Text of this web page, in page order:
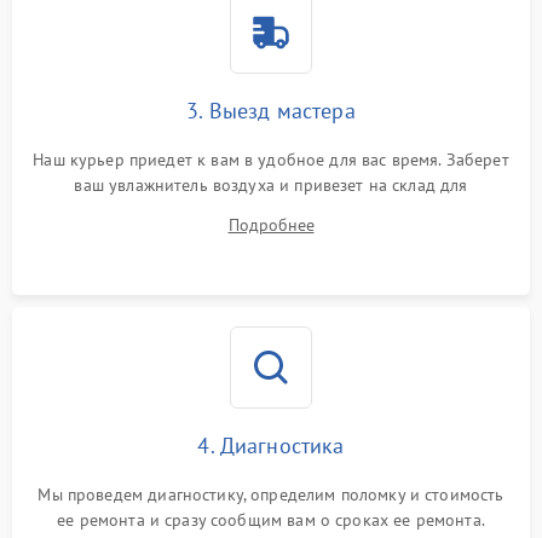
3. Выезд мастера
Наш курьер приедет к вам в удобное для вас время. Заберет
ваш увлажнитель воздуха и привезет на склад для
Подробнее
4. Диагностика
Мы проведем диагностику, определим поломку и стоимость
ее ремонта и сразу сообщим вам о сроках ее ремонта.